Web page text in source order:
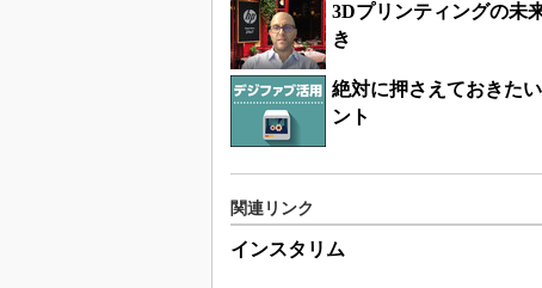
3Dプリンティングの未
き
絶対に押さえておきた
ント
関連リンク
インスタリム